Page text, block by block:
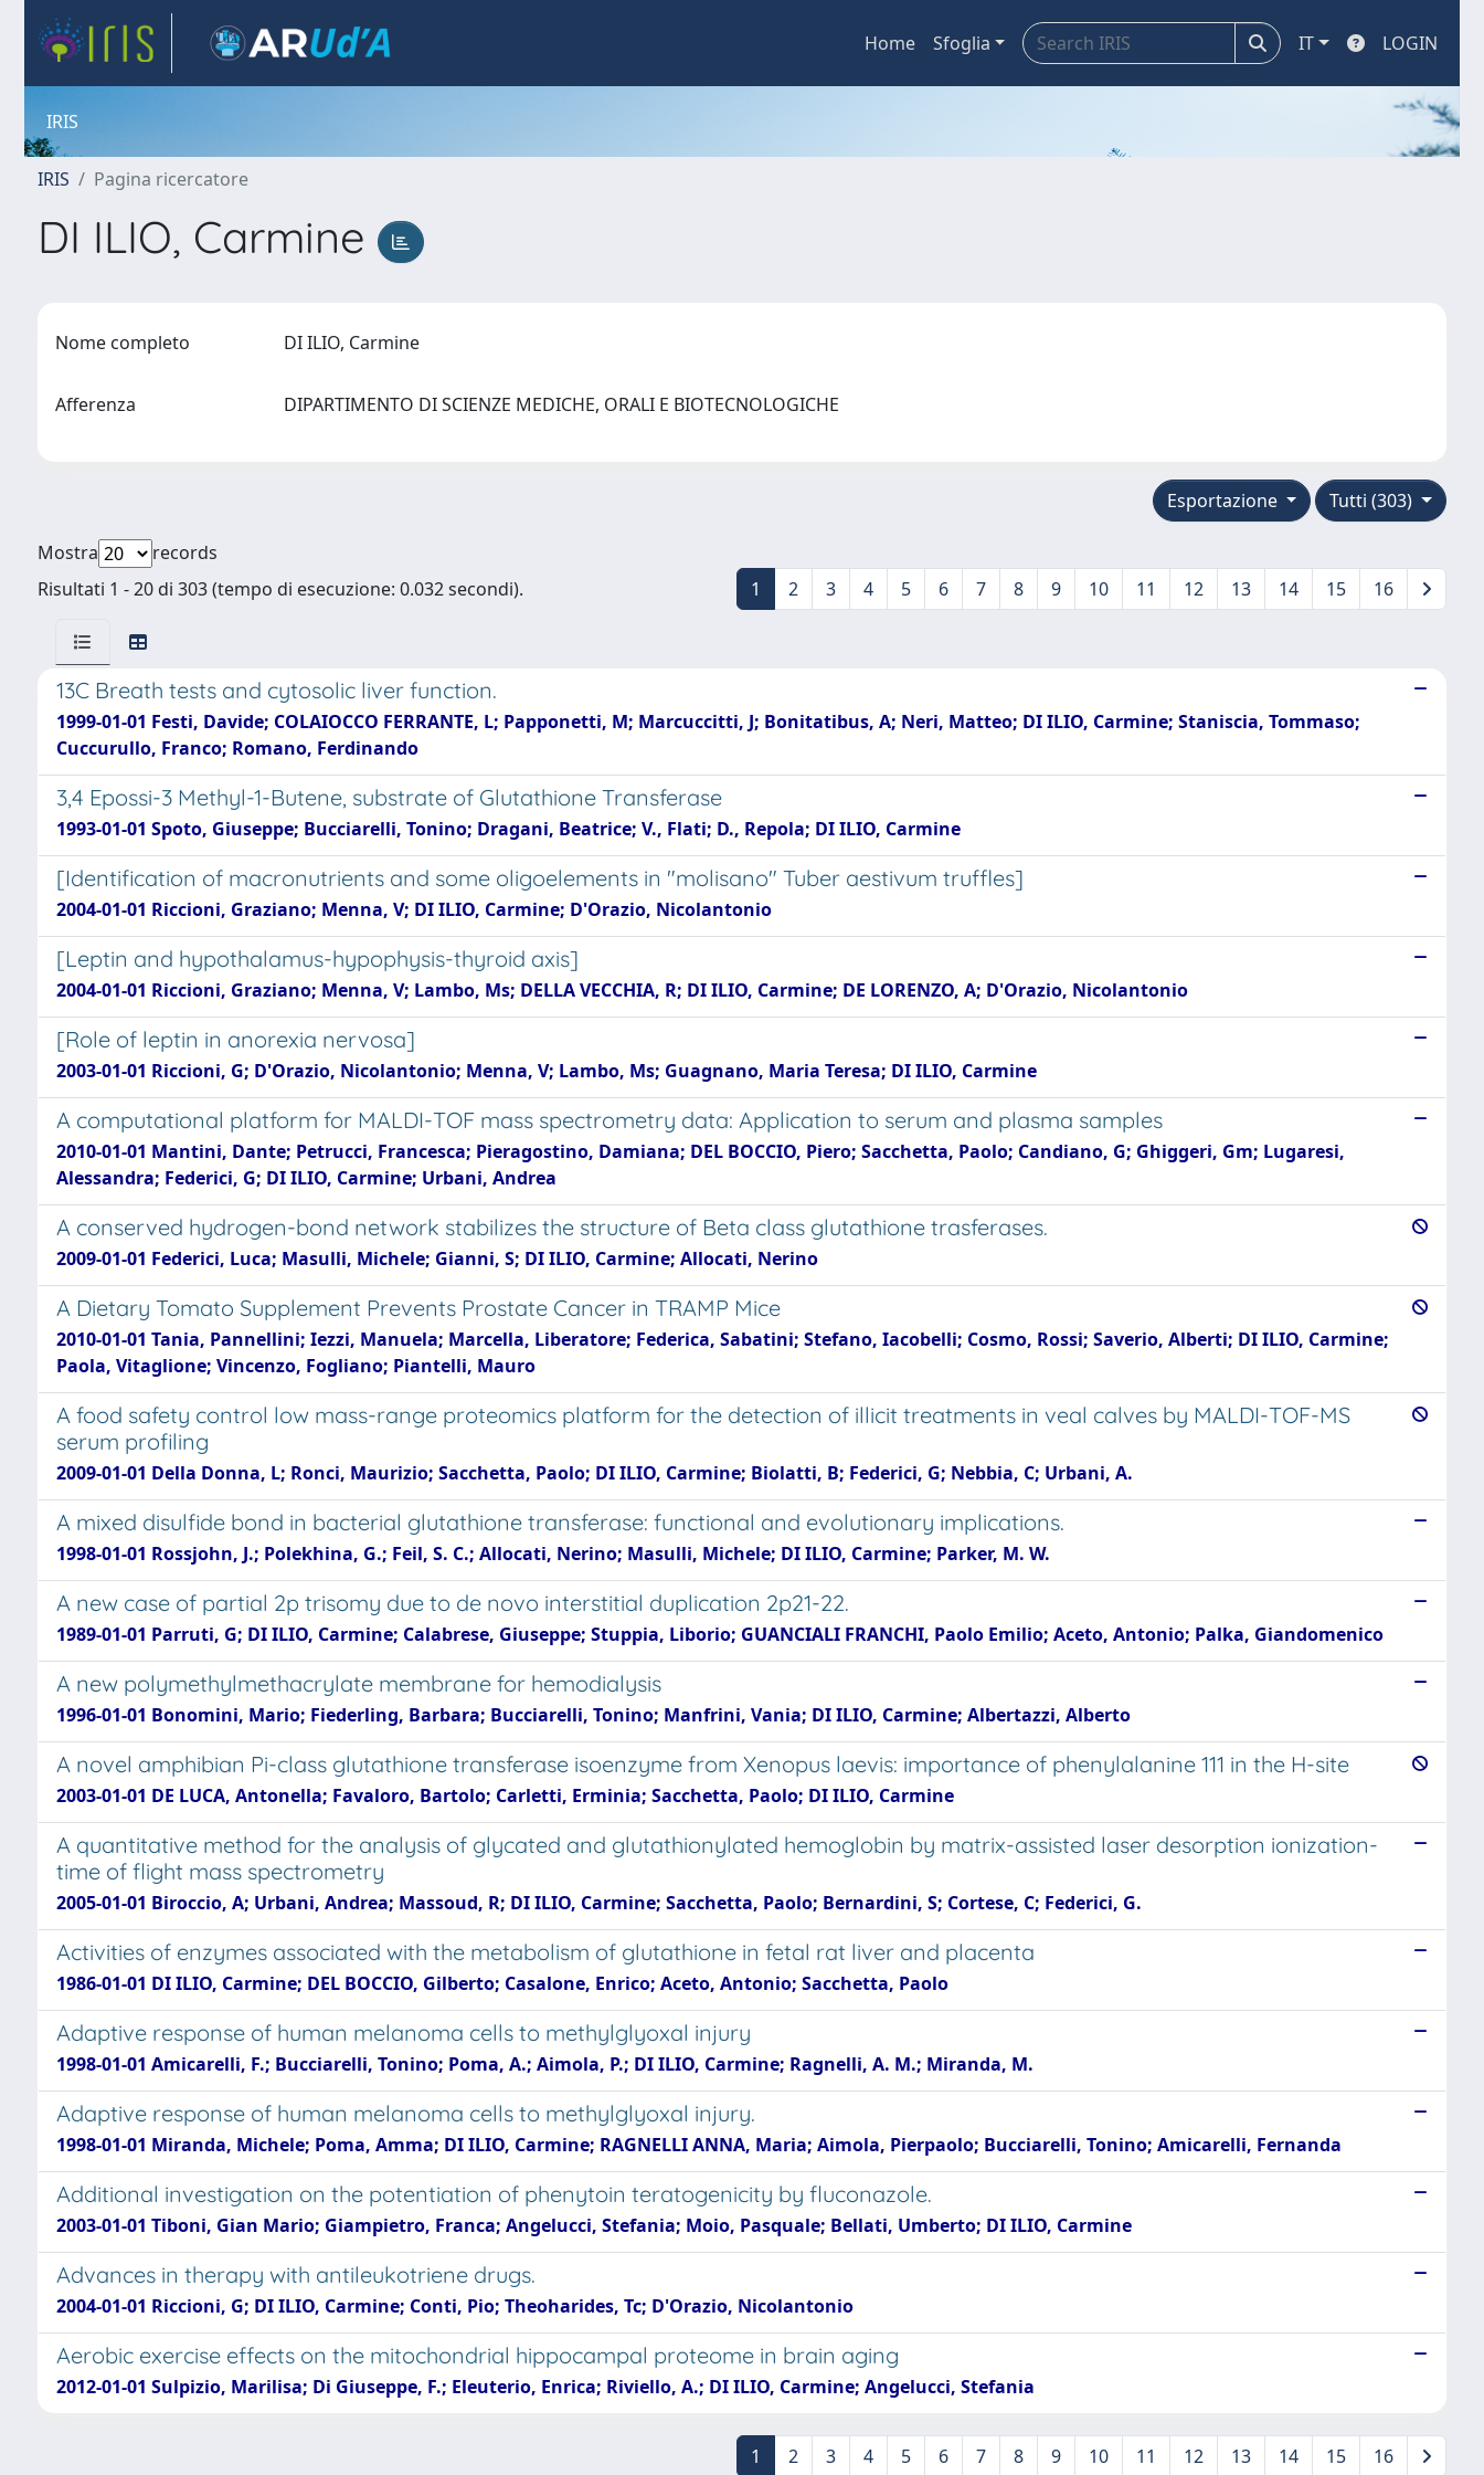
Home Sfoglia IT LOGIN
IRIS
IRIS Pagina ricercatore
DI ILIO, Carmine
Nome completo DI ILIO, Carmine
Afferenza DIPARTIMENTO DI SCIENZE MEDICHE, ORALI E BIOTECNOLOGICHE
Tutti (303)
Esportazione
Mostra
records
Risultati 1 - 20 di 303 (tempo di esecuzione: 0.032 secondi).
1 2 3 4 5 6 7 8 9 10 11 12 13 14 15 16
13C Breath tests and cytosolic liver function.
1999-01-01 Festi, Davide; COLAIOCCO FERRANTE, L; Papponetti, M; Marcuccitti, J; Bonitatibus, A; Neri, Matteo; DI ILIO, Carmine; Staniscia, Tommaso;
Cuccurullo, Franco; Romano, Ferdinando
3,4 Epossi-3 Methyl-1-Butene, substrate of Glutathione Transferase
1993-01-01 Spoto, Giuseppe; Bucciarelli, Tonino; Dragani, Beatrice; V., Flati; D., Repola; DI ILIO, Carmine
[Identification of macronutrients and some oligoelements in "molisano" Tuber aestivum truffles]
2004-01-01 Riccioni, Graziano; Menna, V; DI ILIO, Carmine; D'Orazio, Nicolantonio
[Leptin and hypothalamus-hypophysis-thyroid axis]
2004-01-01 Riccioni, Graziano; Menna, V; Lambo, Ms; DELLA VECCHIA, R; DI ILIO, Carmine; DE LORENZO, A; D'Orazio, Nicolantonio
[Role of leptin in anorexia nervosa]
2003-01-01 Riccioni, G; D'Orazio, Nicolantonio; Menna, V; Lambo, Ms; Guagnano, Maria Teresa; DI ILIO, Carmine
A computational platform for MALDI-TOF mass spectrometry data: Application to serum and plasma samples
2010-01-01 Mantini, Dante; Petrucci, Francesca; Pieragostino, Damiana; DEL BOCCIO, Piero; Sacchetta, Paolo; Candiano, G; Ghiggeri, Gm; Lugaresi,
Alessandra; Federici, G; DI ILIO, Carmine; Urbani, Andrea
A conserved hydrogen-bond network stabilizes the structure of Beta class glutathione trasferases.
2009-01-01 Federici, Luca; Masulli, Michele; Gianni, S; DI ILIO, Carmine; Allocati, Nerino
A Dietary Tomato Supplement Prevents Prostate Cancer in TRAMP Mice
2010-01-01 Tania, Pannellini; Iezzi, Manuela; Marcella, Liberatore; Federica, Sabatini; Stefano, Iacobelli; Cosmo, Rossi; Saverio, Alberti; DI ILIO, Carmine;
Paola, Vitaglione; Vincenzo, Fogliano; Piantelli, Mauro
A food safety control low mass-range proteomics platform for the detection of illicit treatments in veal calves by MALDI-TOF-MS
serum profiling
2009-01-01 Della Donna, L; Ronci, Maurizio; Sacchetta, Paolo; DI ILIO, Carmine; Biolatti, B; Federici, G; Nebbia, C; Urbani, A.
A mixed disulfide bond in bacterial glutathione transferase: functional and evolutionary implications.
1998-01-01 Rossjohn, J.; Polekhina, G.; Feil, S. C.; Allocati, Nerino; Masulli, Michele; DI ILIO, Carmine; Parker, M. W.
A new case of partial 2p trisomy due to de novo interstitial duplication 2p21-22.
1989-01-01 Parruti, G; DI ILIO, Carmine; Calabrese, Giuseppe; Stuppia, Liborio; GUANCIALI FRANCHI, Paolo Emilio; Aceto, Antonio; Palka, Giandomenico
A new polymethylmethacrylate membrane for hemodialysis
1996-01-01 Bonomini, Mario; Fiederling, Barbara; Bucciarelli, Tonino; Manfrini, Vania; DI ILIO, Carmine; Albertazzi, Alberto
A novel amphibian Pi-class glutathione transferase isoenzyme from Xenopus laevis: importance of phenylalanine 111 in the H-site
2003-01-01 DE LUCA, Antonella; Favaloro, Bartolo; Carletti, Erminia; Sacchetta, Paolo; DI ILIO, Carmine
A quantitative method for the analysis of glycated and glutathionylated hemoglobin by matrix-assisted laser desorption ionization-
time of flight mass spectrometry
2005-01-01 Biroccio, A; Urbani, Andrea; Massoud, R; DI ILIO, Carmine; Sacchetta, Paolo; Bernardini, S; Cortese, C; Federici, G.
Activities of enzymes associated with the metabolism of glutathione in fetal rat liver and placenta
1986-01-01 DI ILIO, Carmine; DEL BOCCIO, Gilberto; Casalone, Enrico; Aceto, Antonio; Sacchetta, Paolo
Adaptive response of human melanoma cells to methylglyoxal injury
1998-01-01 Amicarelli, F.; Bucciarelli, Tonino; Poma, A.; Aimola, P.; DI ILIO, Carmine; Ragnelli, A. M.; Miranda, M.
Adaptive response of human melanoma cells to methylglyoxal injury.
1998-01-01 Miranda, Michele; Poma, Amma; DI ILIO, Carmine; RAGNELLI ANNA, Maria; Aimola, Pierpaolo; Bucciarelli, Tonino; Amicarelli, Fernanda
Additional investigation on the potentiation of phenytoin teratogenicity by fluconazole.
2003-01-01 Tiboni, Gian Mario; Giampietro, Franca; Angelucci, Stefania; Moio, Pasquale; Bellati, Umberto; DI ILIO, Carmine
Advances in therapy with antileukotriene drugs.
2004-01-01 Riccioni, G; DI ILIO, Carmine; Conti, Pio; Theoharides, Tc; D'Orazio, Nicolantonio
Aerobic exercise effects on the mitochondrial hippocampal proteome in brain aging
2012-01-01 Sulpizio, Marilisa; Di Giuseppe, F.; Eleuterio, Enrica; Riviello, A.; DI ILIO, Carmine; Angelucci, Stefania
1 2 3 4 5 6 7 8 9 10 11 12 13 14 15 16